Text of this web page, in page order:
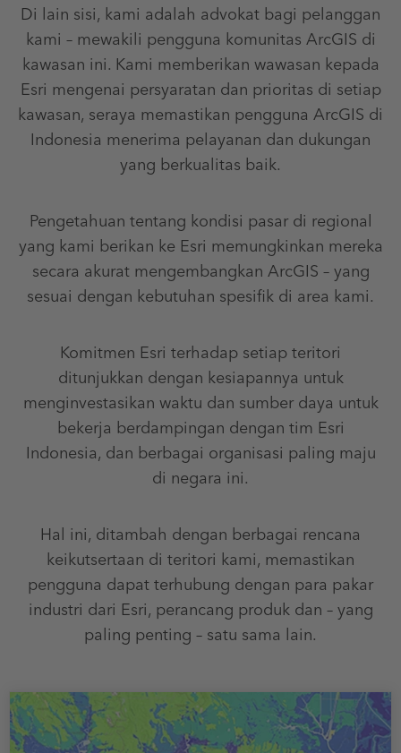
Di lain sisi, kami adalah advokat bagi pelanggan
kami – mewakili pengguna komunitas ArcGIS di
kawasan ini. Kami memberikan wawasan kepada
Esri mengenai persyaratan dan prioritas di setiap
kawasan, seraya memastikan pengguna ArcGIS di
Indonesia menerima pelayanan dan dukungan
yang berkualitas baik.
Pengetahuan tentang kondisi pasar di regional
yang kami berikan ke Esri memungkinkan mereka
secara akurat mengembangkan ArcGIS – yang
sesuai dengan kebutuhan spesifik di area kami.
Komitmen Esri terhadap setiap teritori
ditunjukkan dengan kesiapannya untuk
menginvestasikan waktu dan sumber daya untuk
bekerja berdampingan dengan tim Esri
Indonesia, dan berbagai organisasi paling maju
di negara ini.
Hal ini, ditambah dengan berbagai rencana
keikutsertaan di teritori kami, memastikan
pengguna dapat terhubung dengan para pakar
industri dari Esri, perancang produk dan – yang
paling penting – satu sama lain.